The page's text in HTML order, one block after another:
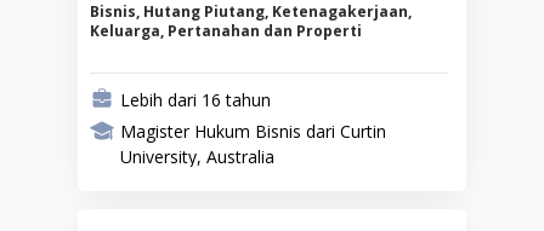
Bisnis, Hutang Piutang, Ketenagakerjaan,
Keluarga, Pertanahan dan Properti
Lebih dari 16 tahun
Magister Hukum Bisnis dari Curtin
University, Australia